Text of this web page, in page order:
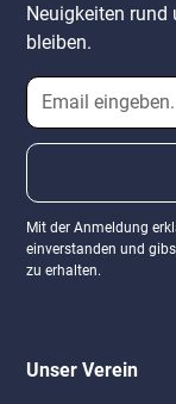
Neuigkeiten rund
bleiben.
Mit der Anmeldung
einverstanden und
zu erhalten.
Unser Verein